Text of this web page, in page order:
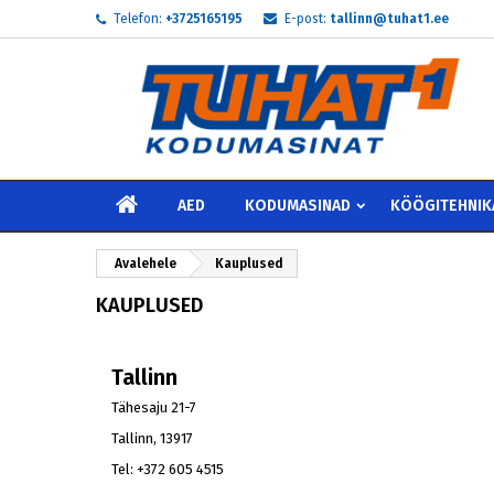
Telefon: +3725165195 E-post: tallinn@tuhat1.ee
AVALEHELE
AED KODUMASINAD
Avalehele Kauplused
KAUPLUSED
Tallinn
Tähesaju 21-7
Tallinn, 13917
Tel: +372 605 4515